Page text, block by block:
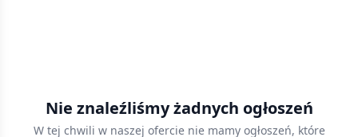
sprzedażNie znaleźliśmy żadnych ogłoszeń
W tej chwili w naszej ofercie nie mamy ogłoszeń, które